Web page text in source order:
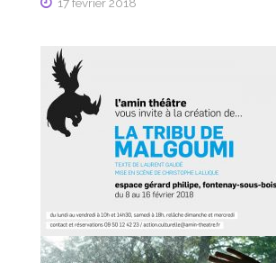
17 février 2018